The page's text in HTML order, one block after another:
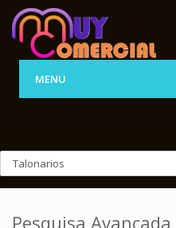
MENU
Pesquisa Avançada